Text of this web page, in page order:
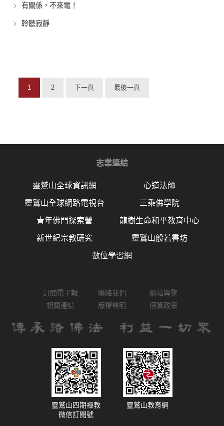
有關係，不來電！
聆聽寂靜
1 2 下一頁 最後一頁
志業連結
靈鷲山全球資訊網 心道法師
靈鷲山全球網路電視台 三乘佛學院
青年佛門探索營 龍樹生命和平教育中心
新世紀宗教研究 靈鷲山般若書坊
數位學習網
訂閱電子報 聯絡我們
網站導覽
相關連結
版權聲明 個資政策
靈鷲山四期禪教
微信訂閱號
靈鷲山教育網